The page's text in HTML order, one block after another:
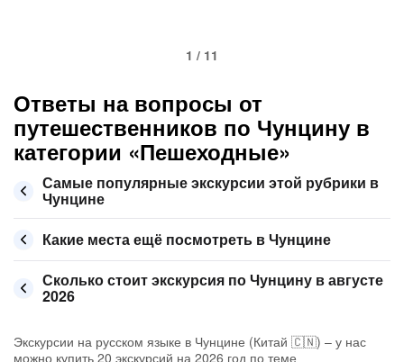
1 / 11
Ответы на вопросы от
путешественников по Чунцину в
категории «Пешеходные»
Самые популярные экскурсии этой рубрики в
Чунцине
Какие места ещё посмотреть в Чунцине
Сколько стоит экскурсия по Чунцину в августе
2026
Экскурсии на русском языке в Чунцине (Китай 🇨🇳) – у нас
можно купить 20 экскурсий на 2026 год по теме